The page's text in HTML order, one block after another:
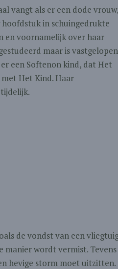
vangt als er een dode vrouw,
in schuingedrukte
en voornamelijk over haar
maar is vastgelopen
een Softenon kind, dat Het
Het Kind. Haar
de vondst van een
manier wordt vermist. Tevens
hevige storm moet uitzitten.